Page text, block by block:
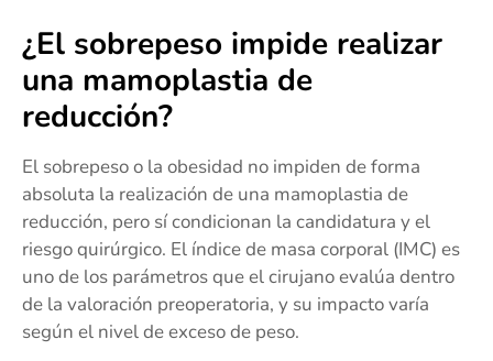
¿El sobrepeso impide realizar
una mamoplastia de
reducción?
El sobrepeso o la obesidad no impiden de forma
absoluta la realización de una mamoplastia de
reducción, pero sí condicionan la candidatura y el
riesgo quirúrgico. El índice de masa corporal (IMC) es
uno de los parámetros que el cirujano evalúa dentro
de la valoración preoperatoria, y su impacto varía
según el nivel de exceso de peso.